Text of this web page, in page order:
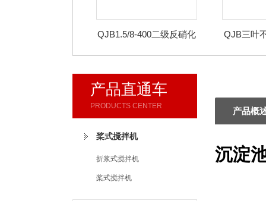
QJB1.5/8-400二级反硝化
QJB三叶
产品直通车
PRODUCTS CENTER
桨式搅拌机
折浆式搅拌机
桨式搅拌机
产品概
沉淀